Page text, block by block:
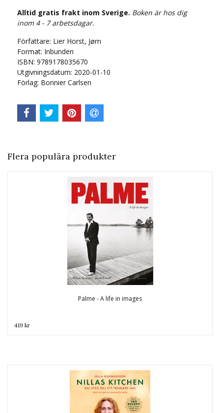
Alltid gratis frakt inom Sverige. Boken är hos dig
inom 4 - 7 arbetsdagar.
Författare: Lier Horst, Jørn
Format: Inbunden
ISBN: 9789178035670
Utgivningsdatum: 2020-01-10
Förlag: Bonnier Carlsen
Flera populära produkter
Palme - A life in images
419 kr